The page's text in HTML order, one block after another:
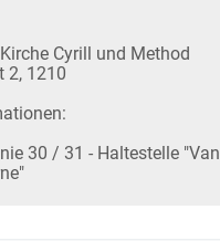
Cyrill und Method
2, 1210
30 / 31 - Haltestelle "Van